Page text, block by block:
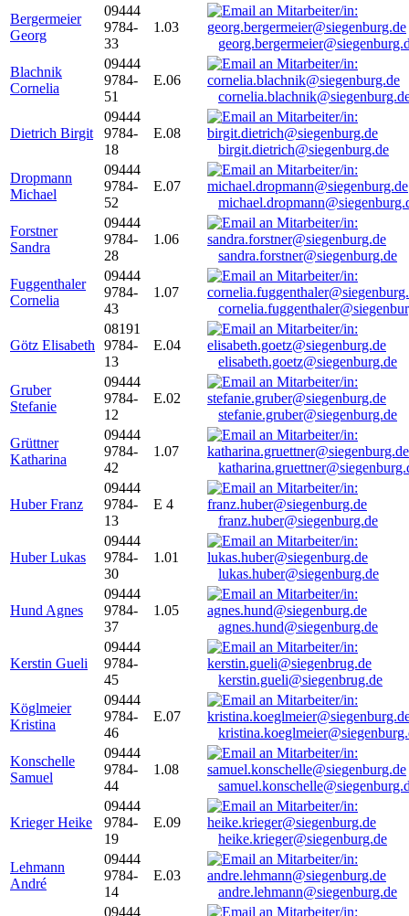
Bergermeier
Georg
09444
9784-
33
1.03
Blachnik
Cornelia
09444
9784-
51
E.06
Dietrich Birgit
09444
9784-
18
E.08
birgit.dietrich@siegenburg.de
Dropmann
Michael
09444
9784-
52
E.07
Forstner
Sandra
09444
9784-
28
1.06
sandra.forstner@siegenburg.de
Fuggenthaler
Cornelia
09444
9784-
43
1.07
Götz Elisabeth
08191
9784-
13
E.04
elisabeth.goetz@siegenburg.de
Gruber
Stefanie
09444
9784-
12
E.02
stefanie.gruber@siegenburg.de
Grüttner
Katharina
09444
9784-
42
1.07
Huber Franz
09444
9784-
13
E 4
franz.huber@siegenburg.de
Huber Lukas
09444
9784-
30
1.01
lukas.huber@siegenburg.de
Hund Agnes
09444
9784-
37
1.05
agnes.hund@siegenburg.de
Kerstin Gueli
09444
9784-
45
kerstin.gueli@siegenbrug.de
Köglmeier
Kristina
09444
9784-
46
E.07
Konschelle
Samuel
09444
9784-
44
1.08
Krieger Heike
09444
9784-
19
E.09
heike.krieger@siegenburg.de
Lehmann
André
09444
9784-
14
E.03
andre.lehmann@siegenburg.de
09444